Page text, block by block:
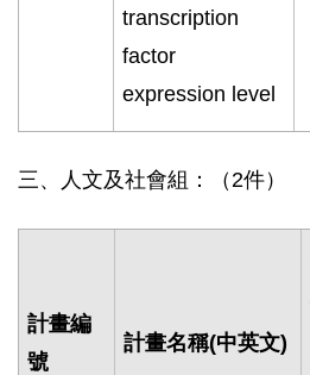
transcription
factor
expression level
三、人文及社會組：（2件）
計畫編
號
計畫名稱(中英文)